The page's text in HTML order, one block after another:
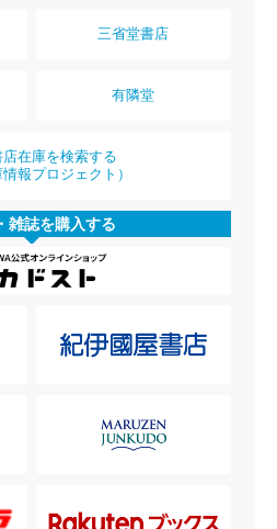
三省堂書店
有隣堂
在庫を検索する
情報プロジェクト）
雑誌を購入する